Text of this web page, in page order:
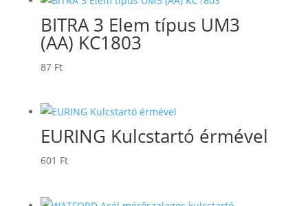
BITRA 3 Elem típus UM3
(AA) KC1803
87 Ft
EURING Kulcstartó érmével
601 Ft